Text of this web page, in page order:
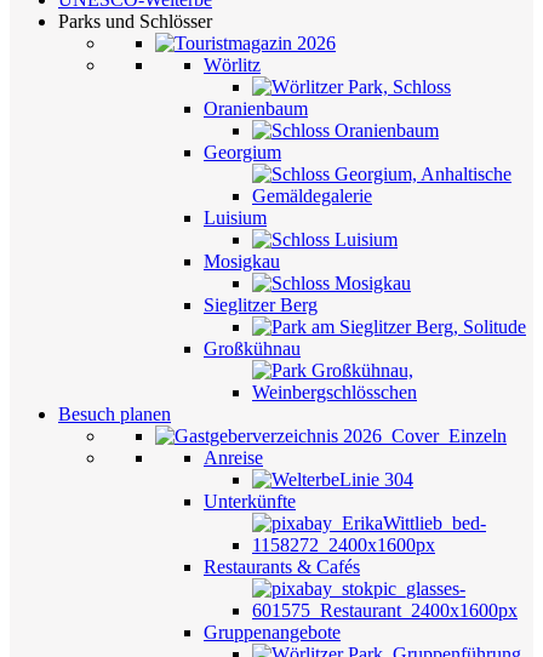
Parks und Schlösser
Wörlitz
Oranienbaum
Georgium
Luisium
Mosigkau
Sieglitzer Berg
Großkühnau
Besuch planen
Anreise
Unterkünfte
Restaurants & Cafés
Gruppenangebote